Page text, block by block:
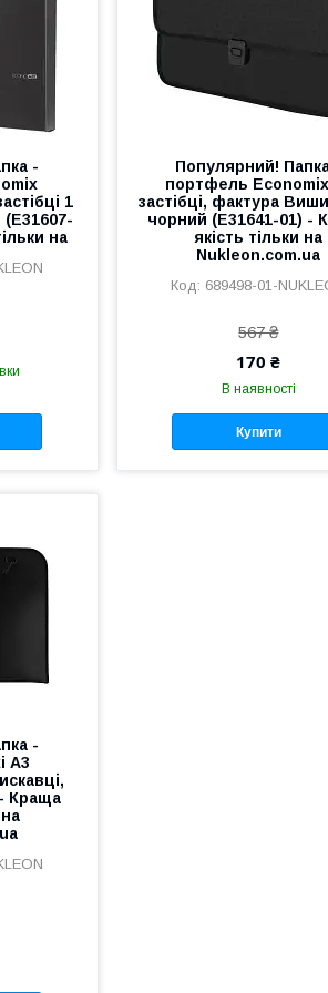
-
1
на
Популярний!
портфель
застібці, фактура
чорний (E31641-01) -
якість тільки на
Nukleon.com.ua
689498-01-
567 ₴
170 ₴
В наявності
Купити
-
А3
Краща
на